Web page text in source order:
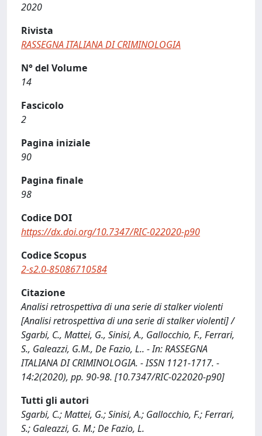
2020
Rivista
RASSEGNA ITALIANA DI CRIMINOLOGIA
N° del Volume
14
Fascicolo
2
Pagina iniziale
90
Pagina finale
98
Codice DOI
https://dx.doi.org/10.7347/RIC-022020-p90
Codice Scopus
2-s2.0-85086710584
Citazione
Analisi retrospettiva di una serie di stalker violenti
[Analisi retrospettiva di una serie di stalker violenti] /
Sgarbi, C., Mattei, G., Sinisi, A., Gallocchio, F., Ferrari,
S., Galeazzi, G.M., De Fazio, L.. - In: RASSEGNA
ITALIANA DI CRIMINOLOGIA. - ISSN 1121-1717. -
14:2(2020), pp. 90-98. [10.7347/RIC-022020-p90]
Tutti gli autori
Sgarbi, C.; Mattei, G.; Sinisi, A.; Gallocchio, F.; Ferrari,
S.; Galeazzi, G. M.; De Fazio, L.